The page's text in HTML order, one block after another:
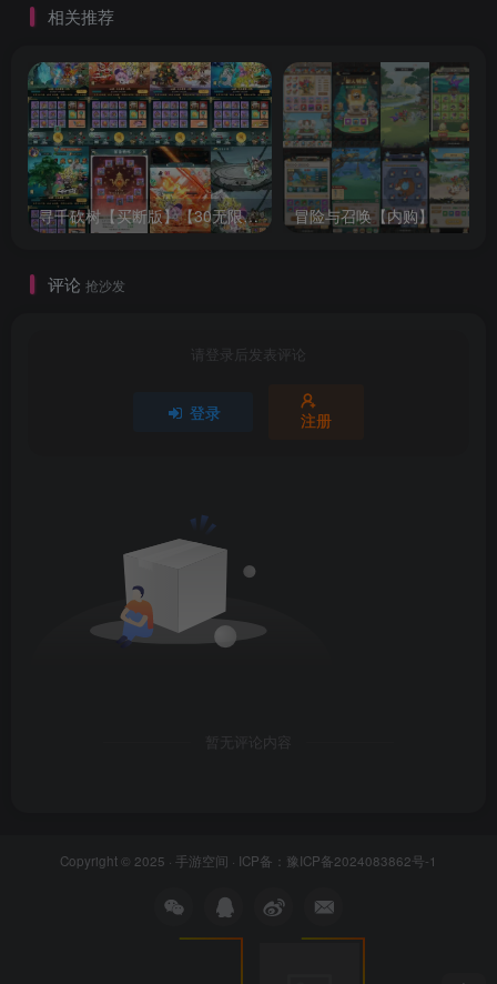
相关推荐
寻千砍树【买断版】【30无限代金】 冒险与召唤【内购】
评论 抢沙发
请登录后发表评论
登录 注册
暂无评论内容
Copyright © 2025 · 手游空间 · ICP备： 豫ICP备2024083862号-1